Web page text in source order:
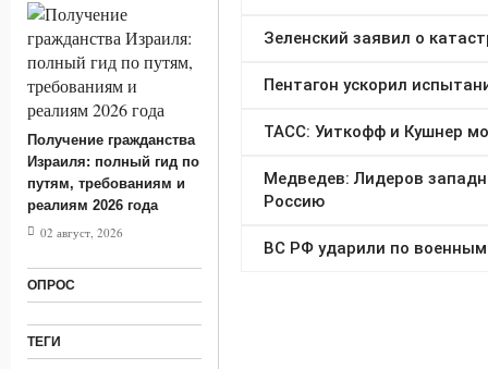
Получение гражданства
Израиля: полный гид по
путям, требованиям и
реалиям 2026 года
02 август, 2026
ОПРОС
ТЕГИ